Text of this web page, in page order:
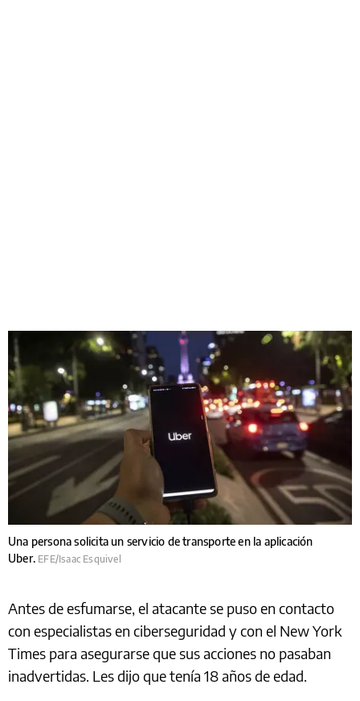
Una persona solicita un servicio de transporte en la aplicación
Uber. EFE/Isaac Esquivel
Antes de esfumarse, el atacante se puso en contacto
con especialistas en ciberseguridad y con el New York
Times para asegurarse que sus acciones no pasaban
inadvertidas. Les dijo que tenía 18 años de edad.